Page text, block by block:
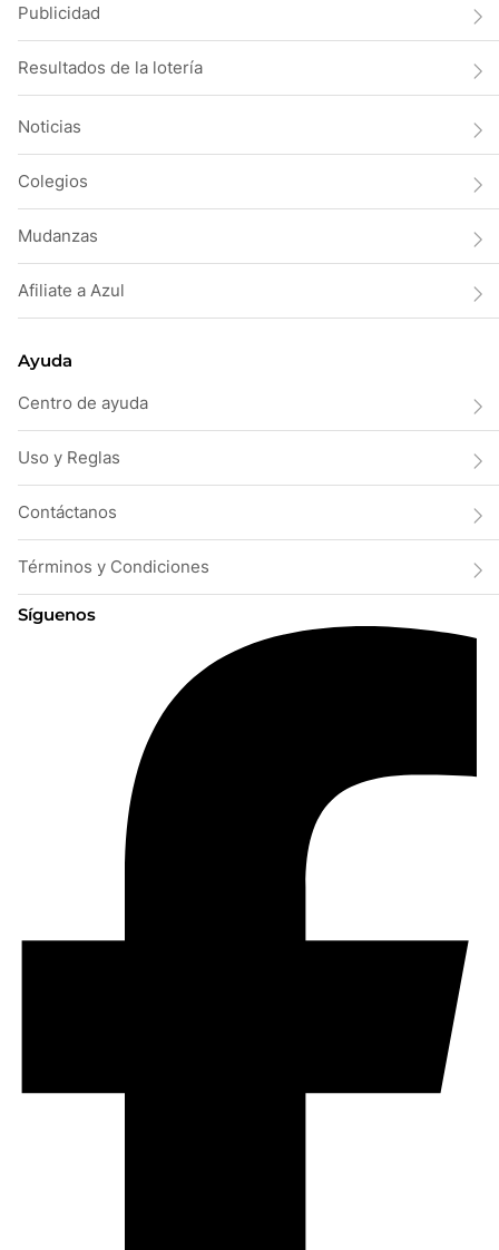
Publicidad
Resultados de la lotería
Noticias
Colegios
Mudanzas
Afiliate a Azul
Ayuda
Centro de ayuda
Uso y Reglas
Contáctanos
Términos y Condiciones
Síguenos